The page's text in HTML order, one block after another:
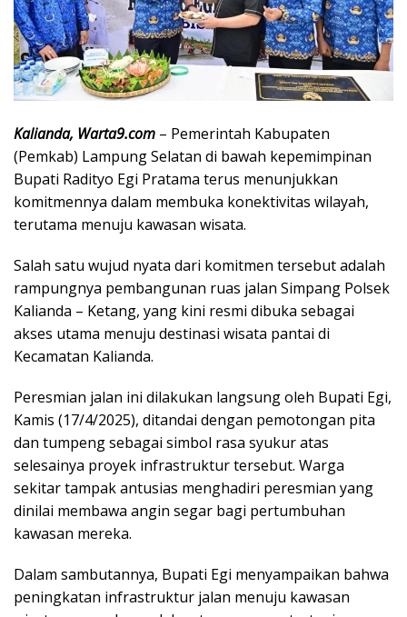
Kalianda, Warta9.com – Pemerintah Kabupaten
(Pemkab) Lampung Selatan di bawah kepemimpinan
Bupati Radityo Egi Pratama terus menunjukkan
komitmennya dalam membuka konektivitas wilayah,
terutama menuju kawasan wisata.
Salah satu wujud nyata dari komitmen tersebut adalah
rampungnya pembangunan ruas jalan Simpang Polsek
Kalianda – Ketang, yang kini resmi dibuka sebagai
akses utama menuju destinasi wisata pantai di
Kecamatan Kalianda.
Peresmian jalan ini dilakukan langsung oleh Bupati Egi,
Kamis (17/4/2025), ditandai dengan pemotongan pita
dan tumpeng sebagai simbol rasa syukur atas
selesainya proyek infrastruktur tersebut. Warga
sekitar tampak antusias menghadiri peresmian yang
dinilai membawa angin segar bagi pertumbuhan
kawasan mereka.
Dalam sambutannya, Bupati Egi menyampaikan bahwa
peningkatan infrastruktur jalan menuju kawasan